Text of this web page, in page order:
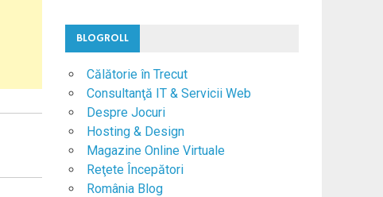
BLOGROLL
Călătorie în Trecut
Consultanţă IT & Servicii Web
Despre Jocuri
Hosting & Design
Magazine Online Virtuale
Reţete Începători
România Blog